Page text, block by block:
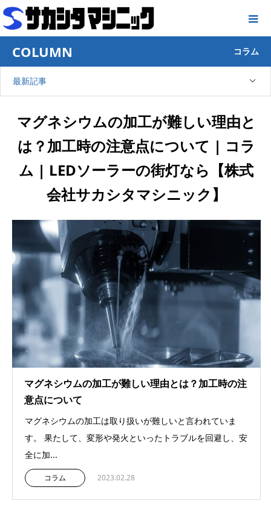
COLUMN コラム
最新記事
マグネシウムの加工が難しい理由と
は？加工時の注意点について | コラ
ム | LEDソーラーの街灯なら【株式
会社サカシタマシニック】
マグネシウムの加工が難しい理由とは？加工時の注
意点について
マグネシウムの加工は取り扱いが難しいと言われていま
す。 果たして、変形や発火といったトラブルを回避し、安
全に加...
コラム 2023.02.28